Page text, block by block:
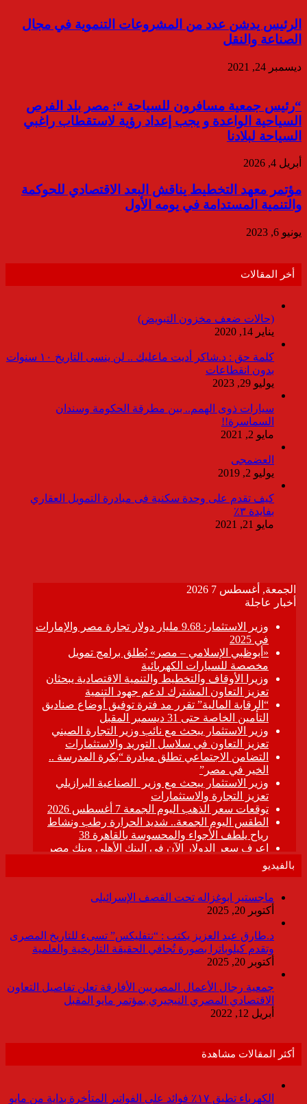
الرئيس يدشن عدد من المشروعات التنموية في مجال
الصناعة والنقل
ديسمبر 24, 2021
“رئيس جمعية مسافرون للسياحة “: مصر بلد الفرص
السياحية الواعدة و يجب إعداد رؤية لاستقطاب راغبي
السياحة لبلادنا
أبريل 4, 2026
مؤتمر معهد التخطيط يناقش البعد الاقتصادي للحوكمة
والتنمية المستدامة في يومه الأول
يونيو 6, 2023
أخر المقالات
(حالات ضعف مخزون التبويض)
يناير 14, 2020
كلمة حق : د.شاكر أديت ماعليك .. لن ينسى التاريخ ١٠ سنوات
بدون انقطاعات
يوليو 29, 2023
سيارات ذوى الهمم.. بين مطرقة الحكومة وسندان
السماسرة!!
مايو 2, 2021
العضمجى
يوليو 2, 2019
كيف تقدم على وحدة سكنية فى مبادرة التمويل العقاري
بفايدة ٣٪
مايو 21, 2021
بالفيديو
ماجستير ابوغزاله تحت القصف الإسرائيلى
أكتوبر 20, 2025
د.طارق عبد العزيز يكتب : “نتفليكس” تسىء للتاريخ المصرى
وتقدم كيلوباترا بصورة تُجافي الحقيقة التاريخية والعلمية
أكتوبر 20, 2025
جمعية رجال الأعمال المصريين الأفارقة تعلن تفاصيل التعاون
الاقتصادي المصري النيجيري بمؤتمر مايو المقبل
أبريل 12, 2022
أكثر المقالات مشاهدة
الكهرباء تطبق ١٧٪ فوائد على الفواتير المتأخرة بداية من مايو